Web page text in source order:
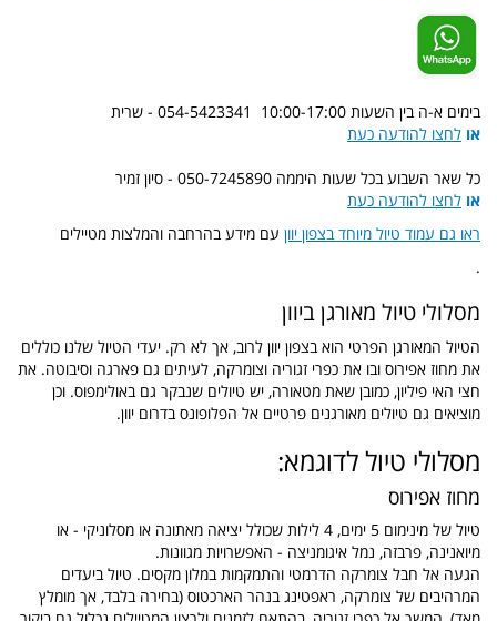
בימים א-ה בין השעות 10:00-17:00 054-5423341 -
שרית
או לחצו להודעה כעת
כל שאר השבוע בכל שעות היממה 050-7245890 - סיון זמיר
או לחצו להודעה כעת
ראו גם עמוד טיול מיוחד בצפון יוון עם מידע בהרחבה והמלצות מטיילים
.
מסלולי טיול מאורגן ביוון
הטיול המאורגן הפרטי הוא בצפון יוון לרוב, אך לא רק. יעדי הטיול שלנו כוללים
את מחוז אפירוס ובו את כפרי זגוריה וצומרקה, לעיתים גם פארגה וסיבוטה. את
חצי האי פיליון, כמובן שאת מטאורה, יש טיולים שנבקר גם באולימפוס. וכן
מוציאים גם טיולים מאורגנים פרטיים אל הפלופונס בדרום יוון.
מסלולי טיול לדוגמא:
מחוז אפירוס
טיול של מינימום 5 ימים, 4 לילות שכולל יציאה מאתונה או מסלוניקי - או
מיואנינה, פרבזה, נמל איגומניצה - האפשרויות מגוונות.
הגעה אל חבל צומרקה הדרמטי והתמקמות במלון מקסים. טיול ביעדים
המרהיבים של צומרקה, ראפטינג בנהר הארכטוס (בחירה בלבד, אך מומלץ